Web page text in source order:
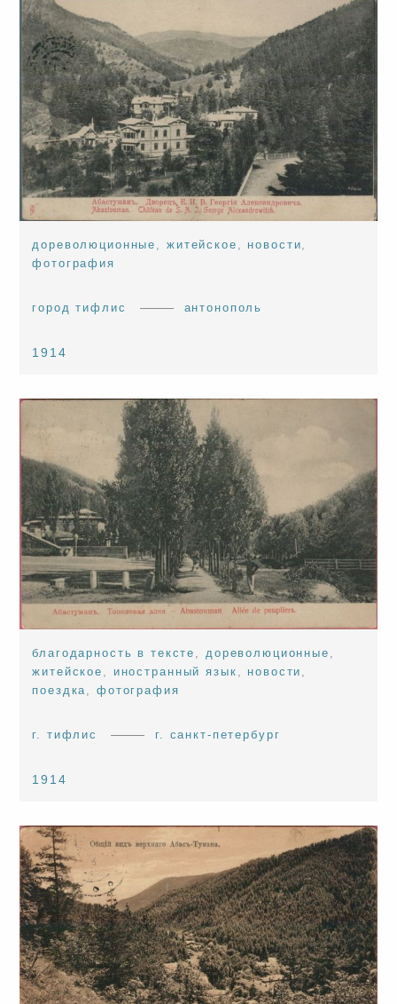
дореволюционные , житейское , новости,
фотография
город тифлис антонополь
1914
благодарность в тексте , дореволюционные ,
житейское , иностранный язык , новости ,
поездка,фотография
г. тифлис г. санкт-петербург
1914